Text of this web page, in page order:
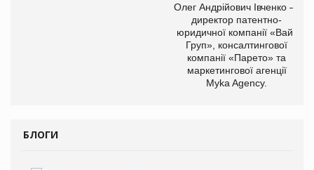
Олег Андрійович Івченко —
директор патентно-
юридичної компанії «Вайз
Груп», консалтингової
компанії «Парето» та
маркетингової агенції
Myka Agency.
БЛОГИ